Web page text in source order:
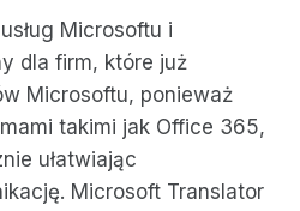
Microsoftu i
dla firm, które już
Microsoftu, ponieważ
takimi jak Office 365,
ułatwiając
Microsoft Translator